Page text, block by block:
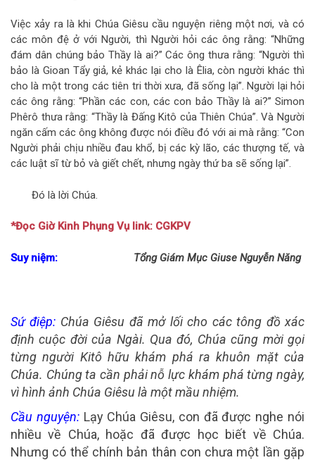
Việc xảy ra là khi Chúa Giêsu cầu nguyện riêng một nơi, và có
các môn đệ ở với Người, thì Người hỏi các ông rằng: “Những
đám dân chúng bảo Thầy là ai?” Các ông thưa rằng: “Người thì
bảo là Gioan Tẩy giả, kẻ khác lại cho là Êlia, còn người khác thì
cho là một trong các tiên tri thời xưa, đã sống lại”. Người lại hỏi
các ông rằng: “Phần các con, các con bảo Thầy là ai?” Simon
Phêrô thưa rằng: “Thầy là Đấng Kitô của Thiên Chúa”. Và Người
ngăn cấm các ông không được nói điều đó với ai mà rằng: “Con
Người phải chịu nhiều đau khổ, bị các kỳ lão, các thượng tế, và
các luật sĩ từ bỏ và giết chết, nhưng ngày thứ ba sẽ sống lại”.
Đó là lời Chúa.
*Đọc Giờ Kinh Phụng Vụ link: CGKPV
Suy niệm: Tổng Giám Mục Giuse Nguyễn Năng
Sứ điệp: Chúa Giêsu đã mở lối cho các tông đồ xác
định cuộc đời của Ngài. Qua đó, Chúa cũng mời gọi
từng người Kitô hữu khám phá ra khuôn mặt của
Chúa. Chúng ta cần phải nỗ lực khám phá từng ngày,
vì hình ảnh Chúa Giêsu là một mầu nhiệm.
Cầu nguyện:Lạy Chúa Giêsu, con đã được nghe nói
nhiều về Chúa, hoặc đã được học biết về Chúa.
Nhưng có thể chính bản thân con chưa một lần gặp